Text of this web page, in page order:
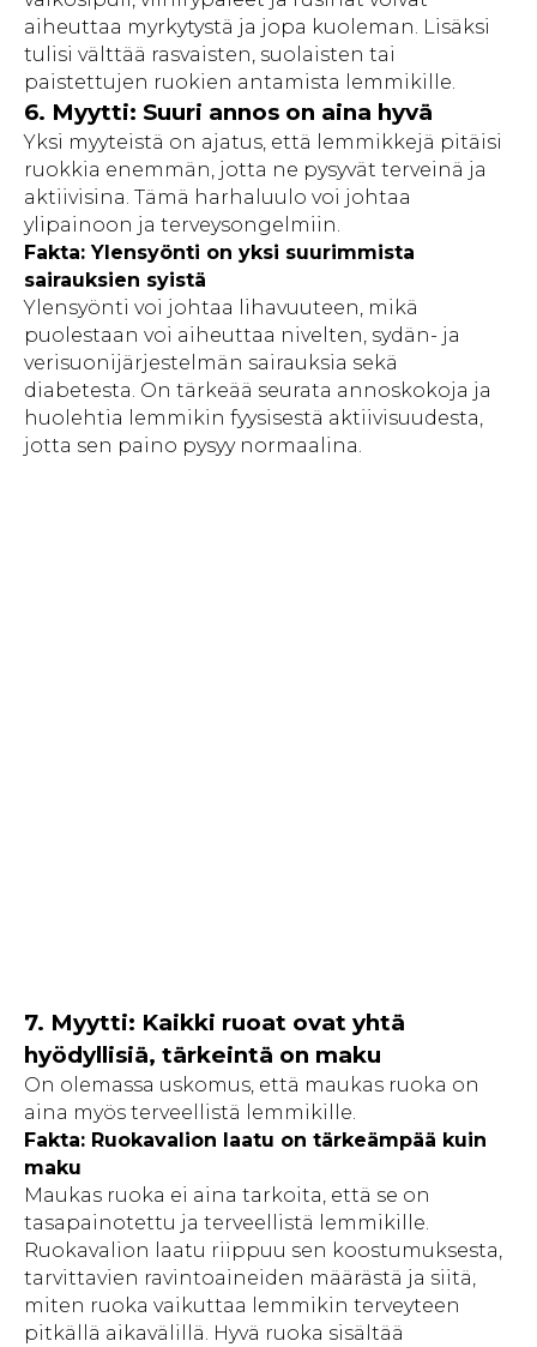
aiheuttaa myrkytystä ja jopa kuoleman. Lisäksi
tulisi välttää rasvaisten, suolaisten tai
paistettujen ruokien antamista lemmikille.
6. Myytti: Suuri annos on aina hyvä
Yksi myyteistä on ajatus, että lemmikkejä pitäisi
ruokkia enemmän, jotta ne pysyvät terveinä ja
aktiivisina. Tämä harhaluulo voi johtaa
ylipainoon ja terveysongelmiin.
Fakta: Ylensyönti on yksi suurimmista
sairauksien syistä
Ylensyönti voi johtaa lihavuuteen, mikä
puolestaan voi aiheuttaa nivelten, sydän- ja
verisuonijärjestelmän sairauksia sekä
diabetesta. On tärkeää seurata annoskokoja ja
huolehtia lemmikin fyysisestä aktiivisuudesta,
jotta sen paino pysyy normaalina.
7. Myytti: Kaikki ruoat ovat yhtä
hyödyllisiä, tärkeintä on maku
On olemassa uskomus, että maukas ruoka on
aina myös terveellistä lemmikille.
Fakta: Ruokavalion laatu on tärkeämpää kuin
maku
Maukas ruoka ei aina tarkoita, että se on
tasapainotettu ja terveellistä lemmikille.
Ruokavalion laatu riippuu sen koostumuksesta,
tarvittavien ravintoaineiden määrästä ja siitä,
miten ruoka vaikuttaa lemmikin terveyteen
pitkällä aikavälillä. Hyvä ruoka sisältää